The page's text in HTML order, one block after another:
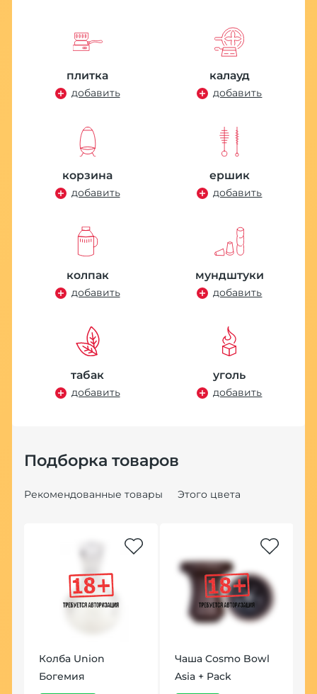
плитка
добавить
калауд
добавить
корзина
добавить
ершик
добавить
колпак
добавить
мундштуки
добавить
табак
добавить
уголь
добавить
Подборка товаров
Рекомендованные товары Этого цвета
Колба Union
Богемия
Чаша Cosmo Bowl
Asia + Pack